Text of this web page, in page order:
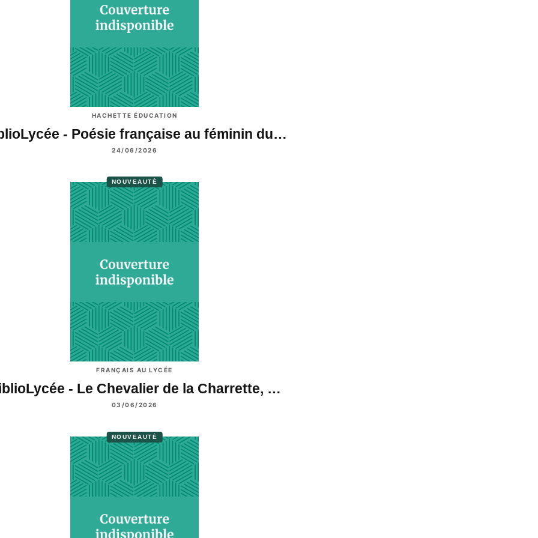
HACHETTE ÉDUCATION
- Poésie française au féminin du…
24/06/2026
NOUVEAUTÉ
FRANÇAIS AU LYCÉE
- Le Chevalier de la Charrette, …
03/06/2026
NOUVEAUTÉ